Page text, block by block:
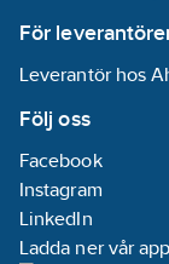
För
Leverantör hos
Följ oss
Facebook
Instagram
LinkedIn
Ladda ner vår app